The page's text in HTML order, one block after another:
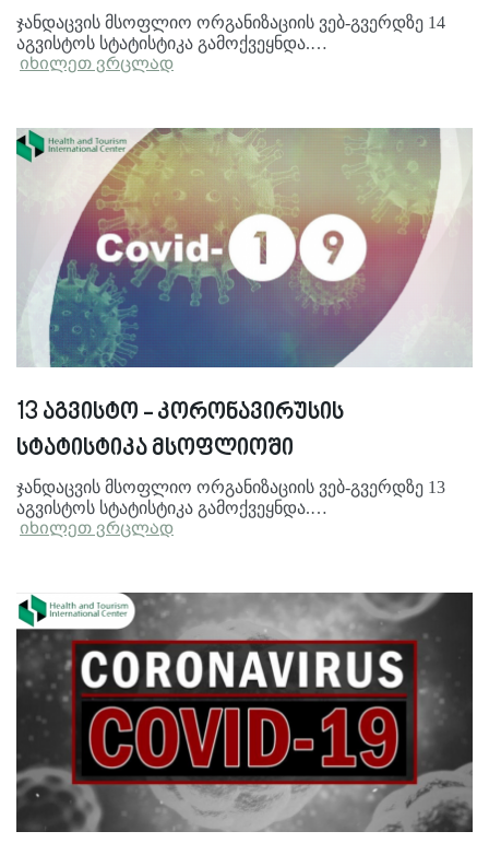
ჯანდაცვის მსოფლიო ორგანიზაციის ვებ-გვერდზე 14
აგვისტოს სტატისტიკა გამოქვეყნდა.…
იხილეთ ვრცლად
13 აგვისტო - კორონავირუსის
სტატისტიკა მსოფლიოში
ჯანდაცვის მსოფლიო ორგანიზაციის ვებ-გვერდზე 13
აგვისტოს სტატისტიკა გამოქვეყნდა.…
იხილეთ ვრცლად